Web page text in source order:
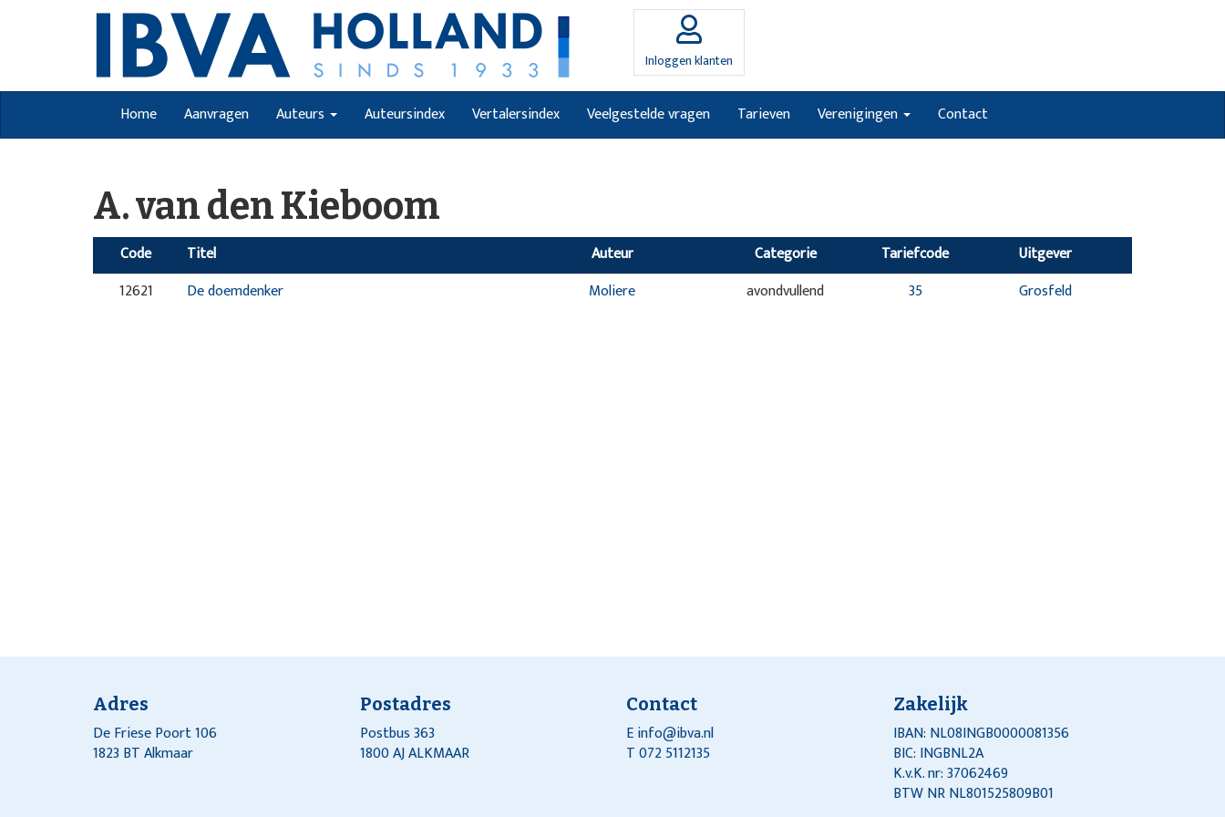
Inloggen klanten
Home Aanvragen Auteurs Auteursindex Vertalersindex Veelgestelde vragen Tarieven Verenigingen Contact
A. van den Kieboom
Code Titel Auteur Categorie Tariefcode
Uitgever
12621
De doemdenker Moliere avondvullend 35 Grosfeld
Adres
De Friese Poort 106
1823 BT Alkmaar
Postadres
Postbus 363
1800 AJ ALKMAAR
Contact
Einfo@ibva.nl
T 072 5112135
Zakelijk
IBAN: NL08INGB0000081356
BIC: INGBNL2A
K.v.K. nr: 37062469
BTW NR NL801525809B01